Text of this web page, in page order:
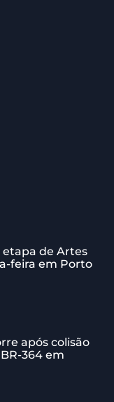
etapa de Artes
feira em Porto
após colisão
364 em